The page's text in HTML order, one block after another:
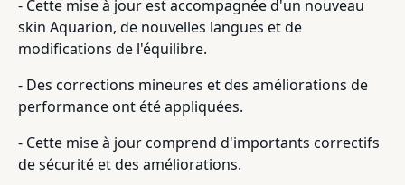
- Cette mise à jour est accompagnée d'un nouveau
skin Aquarion, de nouvelles langues et de
modifications de l'équilibre.
- Des corrections mineures et des améliorations de
performance ont été appliquées.
- Cette mise à jour comprend d'importants correctifs
de sécurité et des améliorations.